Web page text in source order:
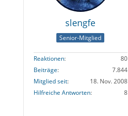
slengfe
Senior-Mitglied
Reaktionen
80
Beiträge
7.844
Mitglied seit
18. Nov. 2008
Hilfreiche Antworten
8